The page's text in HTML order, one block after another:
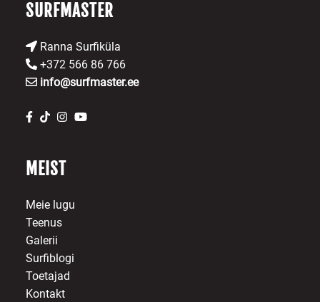
SURFMASTER
Ranna Surfiküla
+372 566 86 766
info@surfmaster.ee
MEIST
Meie lugu
Teenus
Galerii
Surfiblogi
Toetajad
Kontakt